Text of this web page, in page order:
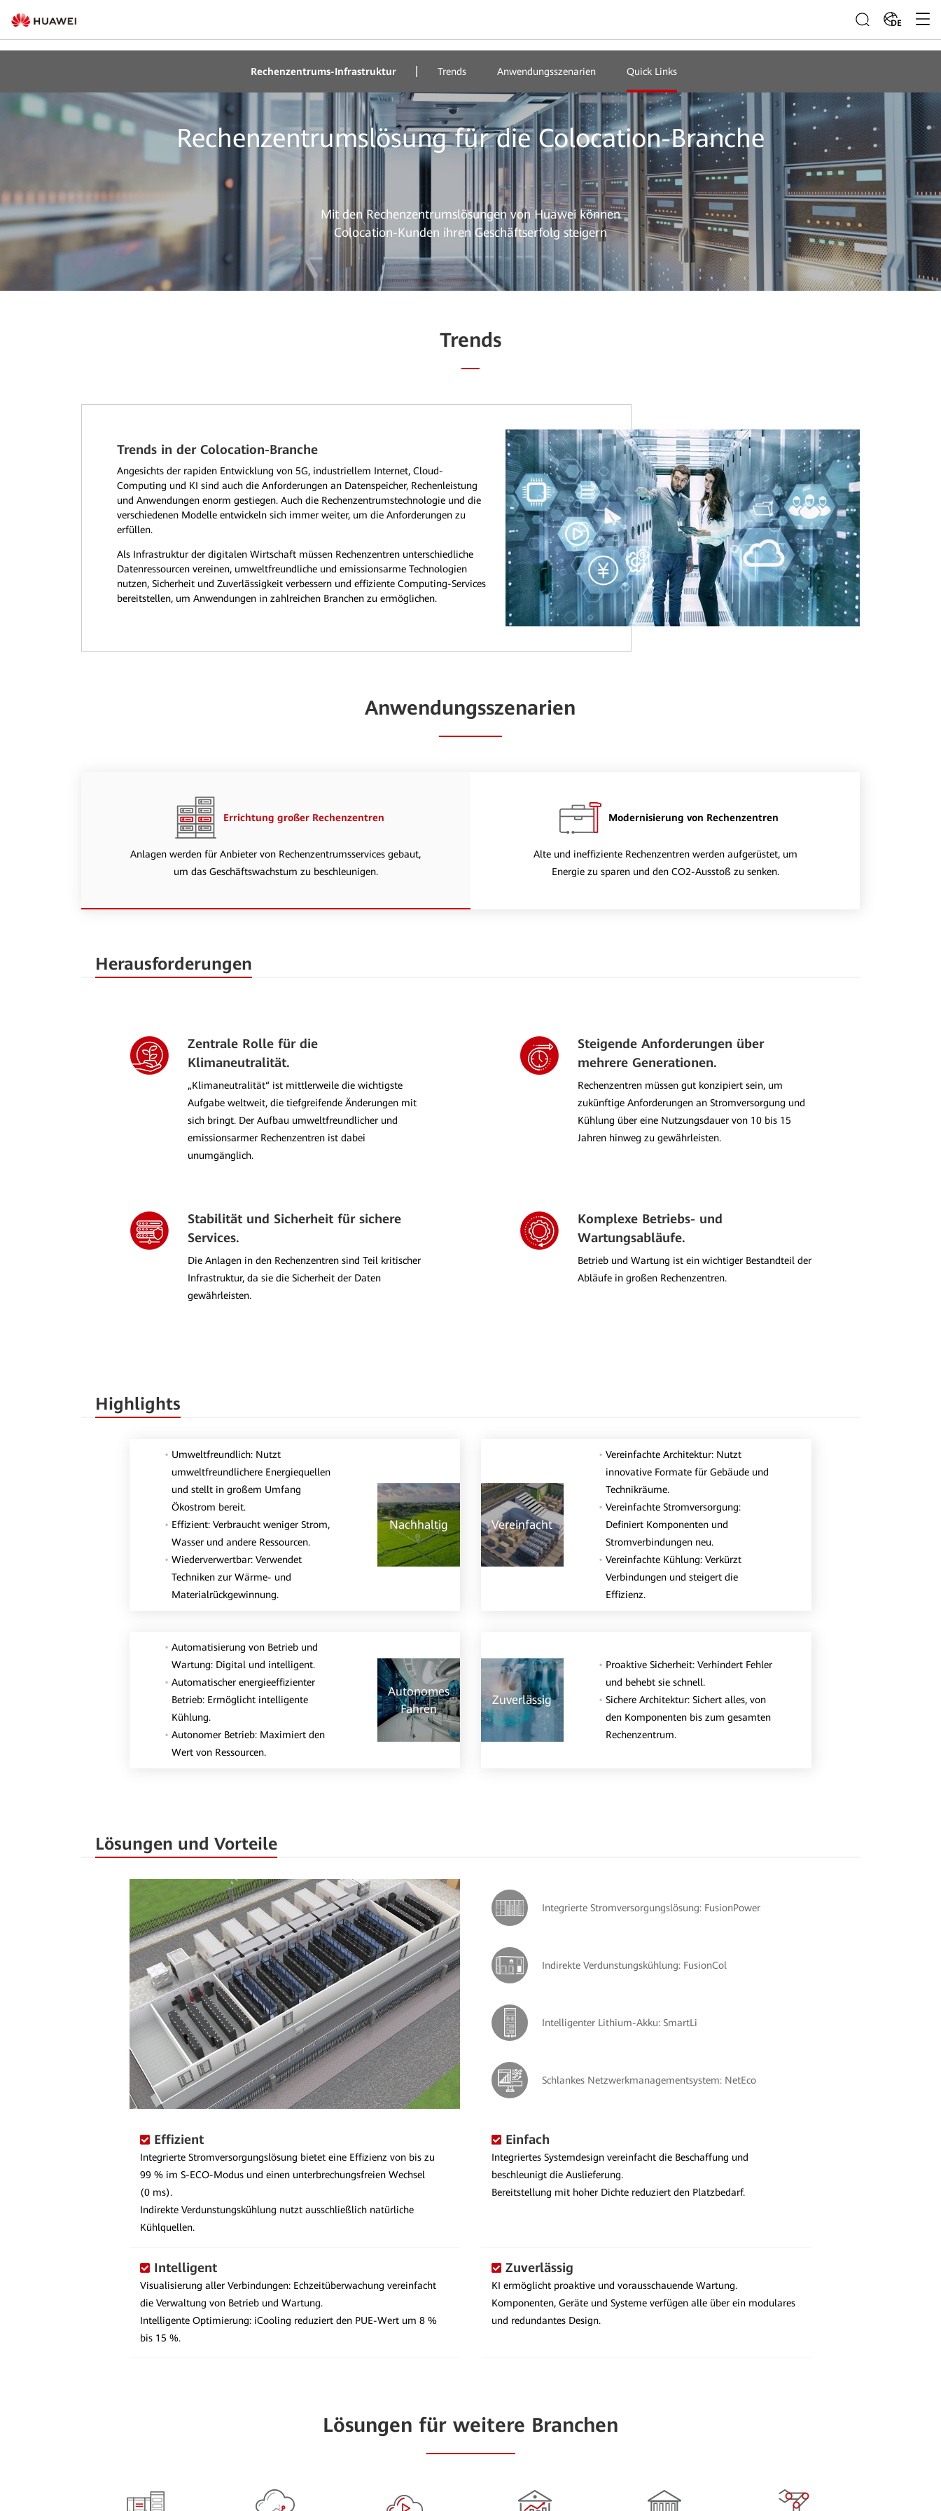
DE
Rechenzentrums-Infrastruktur Trends Anwendungsszenarien Quick Links
Rechenzentrumslösung für die Colocation-Branche
Mit den Rechenzentrumslösungen von Huawei können
Colocation-Kunden ihren Geschäftserfolg steigern
Trends
Trends in der Colocation-Branche
Angesichts der rapiden Entwicklung von 5G, industriellem Internet, Cloud-
Computing und KI sind auch die Anforderungen an Datenspeicher, Rechenleistung
und Anwendungen enorm gestiegen. Auch die Rechenzentrumstechnologie und die
verschiedenen Modelle entwickeln sich immer weiter, um die Anforderungen zu
erfüllen.
Als Infrastruktur der digitalen Wirtschaft müssen Rechenzentren unterschiedliche
Datenressourcen vereinen, umweltfreundliche und emissionsarme Technologien
nutzen, Sicherheit und Zuverlässigkeit verbessern und effiziente Computing-Services
bereitstellen, um Anwendungen in zahlreichen Branchen zu ermöglichen.
Anwendungsszenarien
Errichtung großer Rechenzentren
Anlagen werden für Anbieter von Rechenzentrumsservices gebaut,
um das Geschäftswachstum zu beschleunigen.
Modernisierung von Rechenzentren
Alte und ineffiziente Rechenzentren werden aufgerüstet, um
Energie zu sparen und den CO2-Ausstoß zu senken.
Herausforderungen
Zentrale Rolle für die
Klimaneutralität.
„Klimaneutralität“ ist mittlerweile die wichtigste
Aufgabe weltweit, die tiefgreifende Änderungen mit
sich bringt. Der Aufbau umweltfreundlicher und
emissionsarmer Rechenzentren ist dabei
unumgänglich.
Steigende Anforderungen über
mehrere Generationen.
Rechenzentren müssen gut konzipiert sein, um
zukünftige Anforderungen an Stromversorgung und
Kühlung über eine Nutzungsdauer von 10 bis 15
Jahren hinweg zu gewährleisten.
Stabilität und Sicherheit für sichere
Services.
Die Anlagen in den Rechenzentren sind Teil kritischer
Infrastruktur, da sie die Sicherheit der Daten
gewährleisten.
Komplexe Betriebs- und
Wartungsabläufe.
Betrieb und Wartung ist ein wichtiger Bestandteil der
Abläufe in großen Rechenzentren.
Highlights
Umweltfreundlich: Nutzt
umweltfreundlichere Energiequellen
und stellt in großem Umfang
Ökostrom bereit.
Effizient: Verbraucht weniger Strom,
Wasser und andere Ressourcen.
Wiederverwertbar: Verwendet
Techniken zur Wärme- und
Materialrückgewinnung.
Nachhaltig Vereinfacht
Vereinfachte Architektur: Nutzt
innovative Formate für Gebäude und
Technikräume.
Vereinfachte Stromversorgung:
Definiert Komponenten und
Stromverbindungen neu.
Vereinfachte Kühlung: Verkürzt
Verbindungen und steigert die
Effizienz.
Automatisierung von Betrieb und
Wartung: Digital und intelligent.
Automatischer energieeffizienter
Betrieb: Ermöglicht intelligente
Kühlung.
Autonomer Betrieb: Maximiert den
Wert von Ressourcen.
Autonomes
Fahren
Zuverlässig
Proaktive Sicherheit: Verhindert Fehler
und behebt sie schnell.
Sichere Architektur: Sichert alles, von
den Komponenten bis zum gesamten
Rechenzentrum.
Lösungen und Vorteile
Integrierte Stromversorgungslösung: FusionPower
Indirekte Verdunstungskühlung: FusionCol
Intelligenter Lithium-Akku: SmartLi
Schlankes Netzwerkmanagementsystem: NetEco
Effizient
Integrierte Stromversorgungslösung bietet eine Effizienz von bis zu
99 % im S-ECO-Modus und einen unterbrechungsfreien Wechsel
(0 ms).
Indirekte Verdunstungskühlung nutzt ausschließlich natürliche
Kühlquellen.
Einfach
Integriertes Systemdesign vereinfacht die Beschaffung und
beschleunigt die Auslieferung.
Bereitstellung mit hoher Dichte reduziert den Platzbedarf.
Intelligent
Visualisierung aller Verbindungen: Echzeitüberwachung vereinfacht
die Verwaltung von Betrieb und Wartung.
Intelligente Optimierung: iCooling reduziert den PUE-Wert um 8 %
bis 15 %.
Zuverlässig
KI ermöglicht proaktive und vorausschauende Wartung.
Komponenten, Geräte und Systeme verfügen alle über ein modulares
und redundantes Design.
Lösungen für weitere Branchen